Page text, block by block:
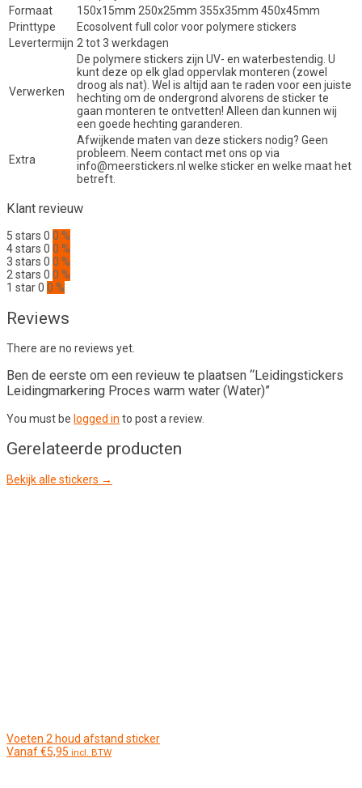
Formaat
150x15mm 250x25mm 355x35mm 450x45mm
Printtype
Ecosolvent full color voor polymere stickers
Levertermijn 2 tot 3 werkdagen
Verwerken
De polymere stickers zijn UV- en waterbestendig. U
kunt deze op elk glad oppervlak monteren (zowel
droog als nat). Wel is altijd aan te raden voor een juiste
hechting om de ondergrond alvorens de sticker te
gaan monteren te ontvetten! Alleen dan kunnen wij
een goede hechting garanderen.
Extra
Afwijkende maten van deze stickers nodig? Geen
probleem. Neem contact met ons op via
info@meerstickers.nl welke sticker en welke maat het
betreft.
Klant revieuw
5 stars 0 0 %
4 stars 0 0 %
3 stars 0 0 %
2 stars 0 0 %
1 star0 0 %
Reviews
There are no reviews yet.
Ben de eerste om een revieuw te plaatsen “Leidingstickers
Leidingmarkering Proces warm water (Water)”
You must be logged in to post a review.
Gerelateerde producten
Bekijk alle stickers →
Voeten 2 houd afstand sticker
Vanaf€5,95 incl. BTW